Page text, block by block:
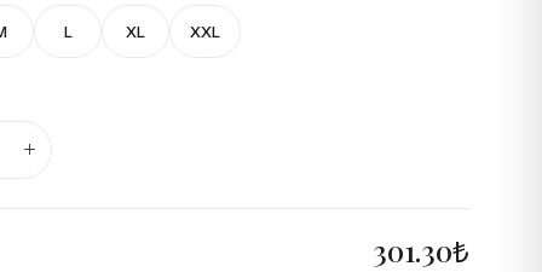
L XL XXL
301.30₺